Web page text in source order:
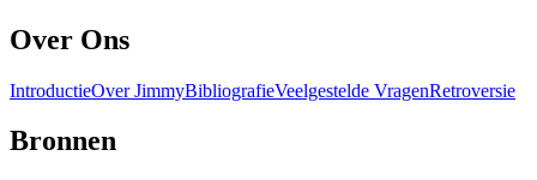
Over Ons
IntroductieOver JimmyBibliografieVeelgestelde VragenRetroversie
Bronnen